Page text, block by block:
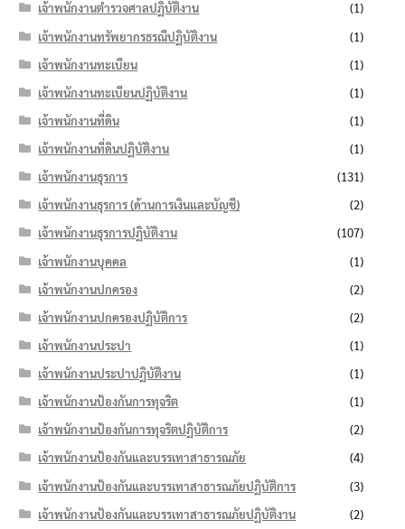
เจ้าพนักงานตำรวจศาลปฏิบัติงาน
(1)
เจ้าพนักงานทรัพยากรธรณีปฏิบัติงาน
(1)
เจ้าพนักงานทะเบียน
(1)
เจ้าพนักงานทะเบียนปฏิบัติงาน
(1)
เจ้าพนักงานที่ดิน
(1)
เจ้าพนักงานที่ดินปฏิบัติงาน
(1)
เจ้าพนักงานธุรการ
(131)
เจ้าพนักงานธุรการ (ด้านการเงินและบัญชี)
(2)
เจ้าพนักงานธุรการปฏิบัติงาน
(107)
เจ้าพนักงานบุคคล
(1)
เจ้าพนักงานปกครอง
(2)
เจ้าพนักงานปกครองปฏิบัติการ
(2)
เจ้าพนักงานประปา
(1)
เจ้าพนักงานประปาปฏิบัติงาน
(1)
เจ้าพนักงานป้องกันการทุจริต
(1)
เจ้าพนักงานป้องกันการทุจริตปฏิบัติการ
(2)
เจ้าพนักงานป้องกันและบรรเทาสาธารณภัย
(4)
เจ้าพนักงานป้องกันและบรรเทาสาธารณภัยปฏิบัติการ
(3)
เจ้าพนักงานป้องกันและบรรเทาสาธารณภัยปฏิบัติงาน
(2)